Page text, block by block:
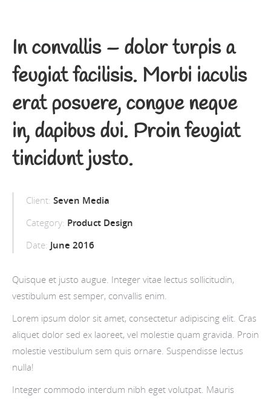
In convallis – dolor turpis a
feugiat facilisis. Morbi iaculis
erat posuere, congue neque
in, dapibus dui. Proin feugiat
tincidunt justo.
Client: Seven Media
Category: Product Design
Date: June 2016
Quisque et justo augue. Integer vitae lectus sollicitudin,
vestibulum est semper, convallis enim.
Lorem ipsum dolor sit amet, consectetur adipiscing elit. Cras
aliquet dolor sed ex laoreet, vel molestie quam gravida. Proin
molestie vestibulum sem quis ornare. Suspendisse lectus
nulla!
Integer commodo interdum nibh eget volutpat. Mauris